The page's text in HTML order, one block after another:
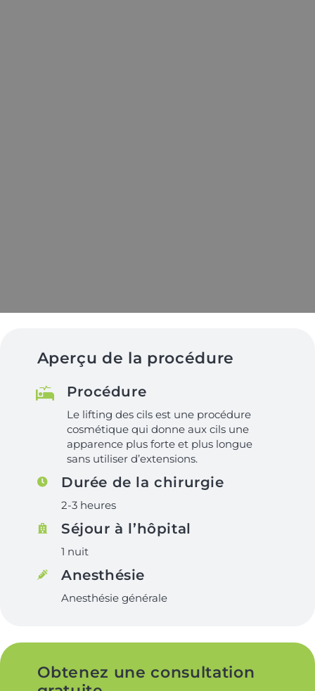
Aperçu de la procédure
Procédure
Le lifting des cils est une procédure
cosmétique qui donne aux cils une
apparence plus forte et plus longue
sans utiliser d’extensions.
Durée de la chirurgie
2-3 heures
Séjour à l’hôpital
1 nuit
Anesthésie
Anesthésie générale
Obtenez une consultation